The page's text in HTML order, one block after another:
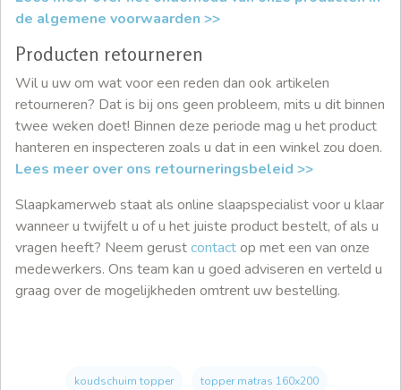
de algemene voorwaarden >>
Producten retourneren
Wil u uw om wat voor een reden dan ook artikelen
retourneren? Dat is bij ons geen probleem, mits u dit binnen
twee weken doet! Binnen deze periode mag u het product
hanteren en inspecteren zoals u dat in een winkel zou doen.
Lees meer over ons retourneringsbeleid >>
Slaapkamerweb staat als online slaapspecialist voor u klaar
wanneer u twijfelt u of u het juiste product bestelt, of als u
vragen heeft? Neem gerustcontactop met een van onze
medewerkers. Ons team kan u goed adviseren en verteld u
graag over de mogelijkheden omtrent uw bestelling.
koudschuim topper topper matras 160x200